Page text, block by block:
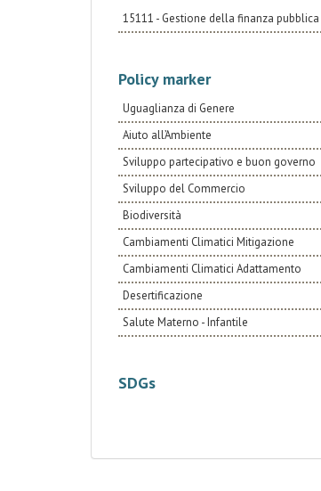
15111 - Gestione della finanza pubblica
Policy marker
Uguaglianza di Genere
Aiuto all’Ambiente
Sviluppo partecipativo e buon governo
Sviluppo del Commercio
Biodiversità
Cambiamenti Climatici Mitigazione
Cambiamenti Climatici Adattamento
Desertificazione
Salute Materno - Infantile
SDGs